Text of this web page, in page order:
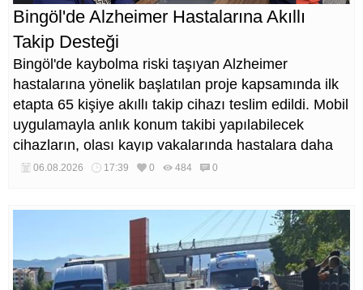
Bingöl'de Alzheimer Hastalarına Akıllı
Takip Desteği
Bingöl'de kaybolma riski taşıyan Alzheimer
hastalarına yönelik başlatılan proje kapsamında ilk
etapta 65 kişiye akıllı takip cihazı teslim edildi. Mobil
uygulamayla anlık konum takibi yapılabilecek
cihazların, olası kayıp vakalarında hastalara daha
kısa sürede ulaşılmasını sağlaması hedefleniyor.
06.08.2026 17:39 0 484 0